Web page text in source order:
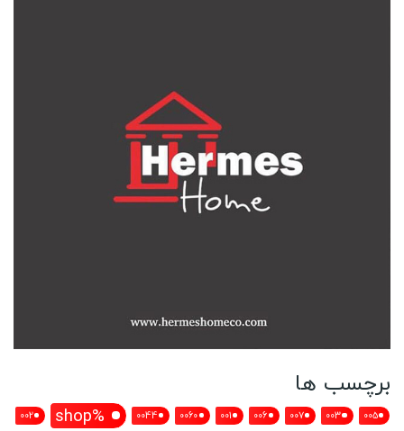
برچسب ها
005
003
007
006
001
0060
0044
%shop
002